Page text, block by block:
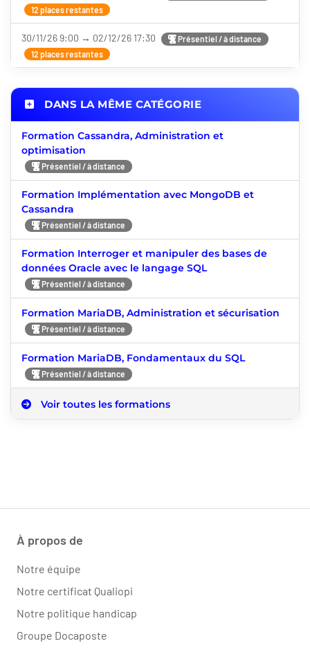
12 places restantes
30/11/26 9:00 → 02/12/26 17:30
Présentiel / à distance
12 places restantes
DANS LA MÊME CATÉGORIE
Formation Cassandra, Administration et
optimisation
Présentiel / à distance
Formation Implémentation avec MongoDB et
Cassandra
Présentiel / à distance
Formation Interroger et manipuler des bases de
données Oracle avec le langage SQL
Présentiel / à distance
Formation MariaDB, Administration et sécurisation
Présentiel / à distance
Formation MariaDB, Fondamentaux du SQL
Présentiel / à distance
Voir toutes les formations
À propos de
Notre équipe
Notre certificat Qualiopi
Notre politique handicap
Groupe Docaposte